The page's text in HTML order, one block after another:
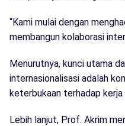
“Kami mulai dengan
membangun kolaborasi
Menurutnya, kunci utama
internasionalisasi adalah
keterbukaan terhadap kerja
Lebih lanjut, Prof. Akrim